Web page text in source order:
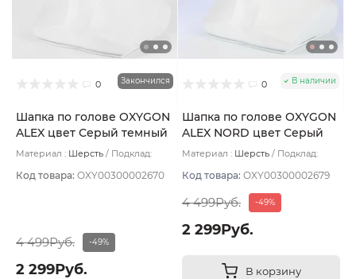
0 Закончился
Шапка по голове OXYGON
ALEX цвет Серый темный
Материал : Шерсть
Подклад:
Код товара: OXY00300002670
4 499Руб. -49%
2 299Руб.
0 В наличии
Шапка по голове OXYGON
ALEX NORD цвет Серый
темный
Материал : Шерсть
Подклад:
Код товара: OXY00300002679
4 499Руб. -49%
2 299Руб.
В корзину